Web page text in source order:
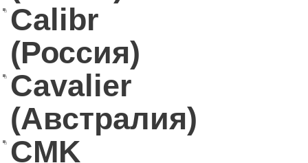
Calibr
(Россия)
Cavalier
(Австралия)
CMK